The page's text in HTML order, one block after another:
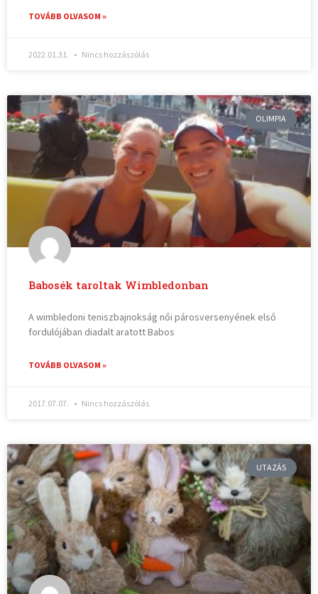
TOVÁBB OLVASOM »
2022.01.31. Nincs hozzászólás
OLIMPIA
Babosék taroltak Wimbledonban
A wimbledoni teniszbajnokság női párosversenyének első
fordulójában diadalt aratott Babos
TOVÁBB OLVASOM »
2017.07.07. Nincs hozzászólás
UTAZÁS